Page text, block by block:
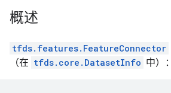
概述
tfds.features.FeatureConnector
（在 tfds.core.DatasetInfo 中）：